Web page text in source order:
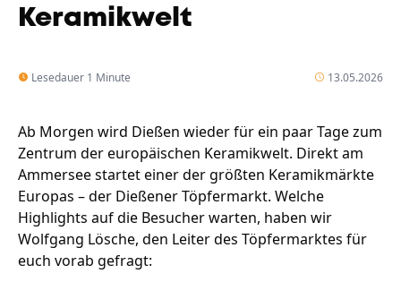
Themen
Keramikwelt
Lesedauer 1 Minute 13.05.2026
Ab Morgen wird Dießen wieder für ein paar Tage zum
Zentrum der europäischen Keramikwelt. Direkt am
Ammersee startet einer der größten Keramikmärkte
Europas – der Dießener Töpfermarkt. Welche
Highlights auf die Besucher warten, haben wir
Wolfgang Lösche, den Leiter des Töpfermarktes für
euch vorab gefragt: